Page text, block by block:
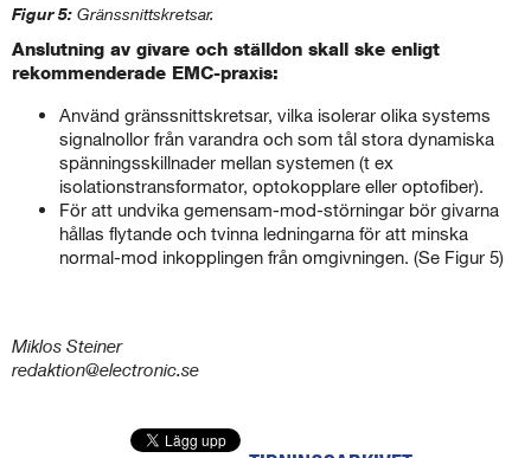
Figur 5: Gränssnittskretsar.
Anslutning av givare och ställdon skall ske enligt
rekommenderade EMC-praxis:
Använd gränssnittskretsar, vilka isolerar olika systems
signalnollor från varandra och som tål stora dynamiska
spänningsskillnader mellan systemen (t ex
isolationstransformator, optokopplare eller optofiber).
För att undvika gemensam-mod-störningar bör givarna
hållas flytande och tvinna ledningarna för att minska
normal-mod inkopplingen från omgivningen. (Se Figur 5)
Miklos Steiner
redaktion@electronic.se